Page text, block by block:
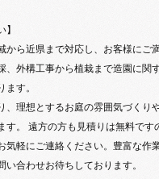
】
から近県まで対応し、お客様にご
、外構工事から植栽まで造園に関
す。
、理想とするお庭の雰囲気づくり
す。 遠方の方も見積りは無料です
気軽にご連絡ください。豊富な作
合わせお待ちしております。